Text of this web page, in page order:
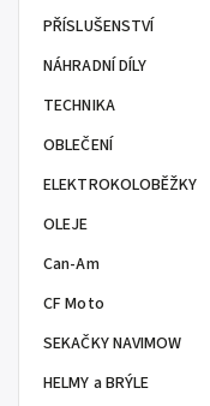
PŘÍSLUŠENSTVÍ
NÁHRADNÍ DÍLY
TECHNIKA
OBLEČENÍ
ELEKTROKOLOBĚŽKY
OLEJE
Can-Am
CF Moto
SEKAČKY NAVIMOW
HELMY a BRÝLE